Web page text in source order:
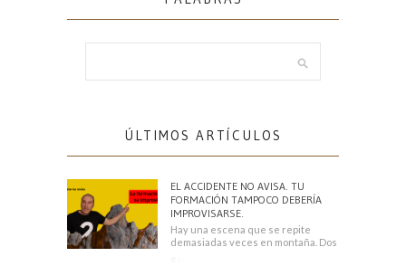
ÚLTIMOS ARTÍCULOS
EL ACCIDENTE NO AVISA. TU
FORMACIÓN TAMPOCO DEBERÍA
IMPROVISARSE.
Hay una escena que se repite
demasiadas veces en montaña. Dos